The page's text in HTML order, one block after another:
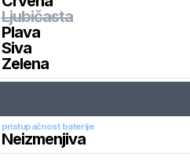
Ljubičasta
Plava
Siva
Zelena
pristupačnost baterije
Neizmenjiva